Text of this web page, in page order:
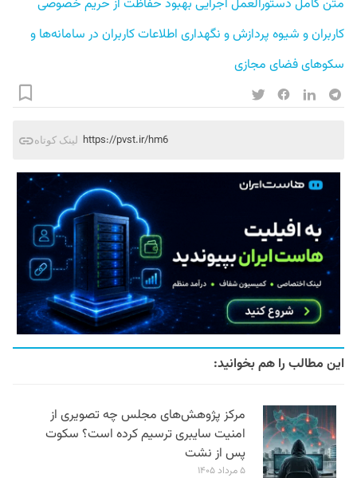
سکوهای فضای مجازی
لینک کوتاه https://pvst.ir/hm6
این مطالب را هم بخوانید:
مرکز پژوهش‌های مجلس چه تصویری از
امنیت سایبری ترسیم کرده است؟ سکوت
پس از نشت
۵ مرداد ۱۴۰۵